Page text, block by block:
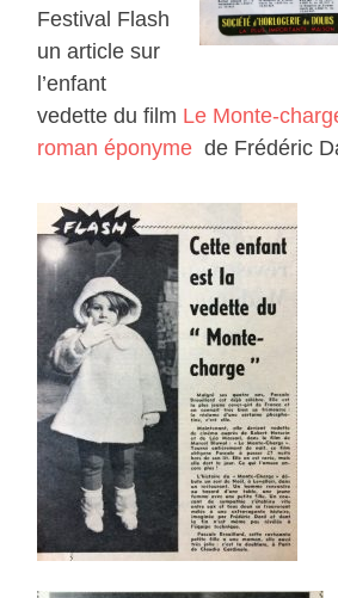
Festival Flash
un article sur
l’enfant
vedette du film Le Monte-
roman éponyme de Frédéric